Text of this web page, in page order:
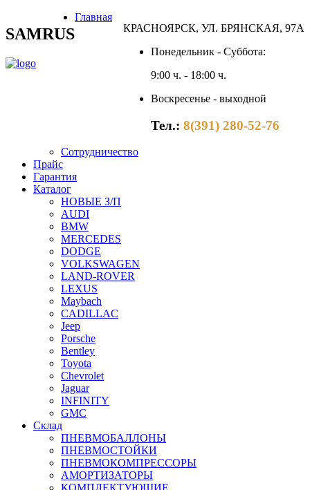
SAMRUS
КРАСНОЯРСК, УЛ. БРЯНСКАЯ, 97А
Понедельник - Суббота:
9:00 ч. - 18:00 ч.
Воскресенье - выходной
Тел.: 8(391) 280-52-76
Главная
Сотрудничество
Прайс
Гарантия
Каталог
НОВЫЕ З/П
AUDI
BMW
MERCEDES
DODGE
VOLKSWAGEN
LAND-ROVER
LEXUS
Maybach
CADILLAC
Jeep
Porsche
Bentley
Toyota
Chevrolet
Jaguar
INFINITY
GMC
Склад
ПНЕВМОБАЛЛОНЫ
ПНЕВМОСТОЙКИ
ПНЕВМОКОМПРЕССОРЫ
АМОРТИЗАТОРЫ